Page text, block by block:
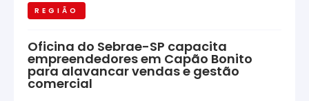
REGIÃO
Oficina do Sebrae-SP capacita
empreendedores em Capão Bonito
para alavancar vendas e gestão
comercial